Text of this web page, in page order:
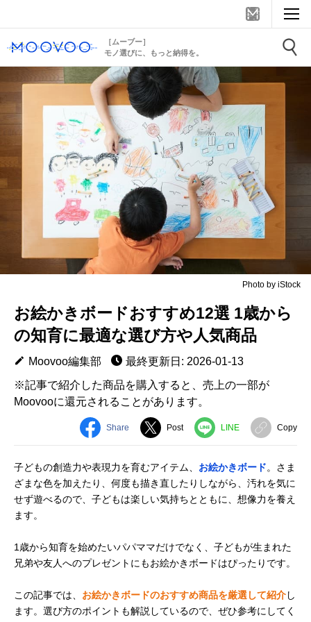
［ムーブー］
モノ選びに、もっと納得を。
Photo by iStock
お絵かきボードおすすめ12選 1歳から
の知育に最適な選び方や人気商品
Moovoo編集部
最終更新日: 2026-01-13
※記事で紹介した商品を購入すると、売上の一部が
Moovooに還元されることがあります。
Share Post LINE Copy
子どもの創造力や表現力を育むアイテム、 お絵かきボード。さま
ざまな色を加えたり、何度も描き直したりしながら、汚れを気に
せず遊べるので、子どもは楽しい気持ちとともに、想像力を養え
ます。
1歳から知育を始めたいパパママだけでなく、子どもが生まれた
兄弟や友人へのプレゼントにもお絵かきボードはぴったりです。
この記事では、 お絵かきボードのおすすめ商品を厳選して紹介し
ます。選び方のポイントも解説しているので、ぜひ参考にしてく